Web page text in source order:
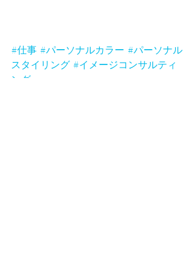
#仕事 #パーソナルカラー #パーソナル
スタイリング #イメージコンサルティ
ング